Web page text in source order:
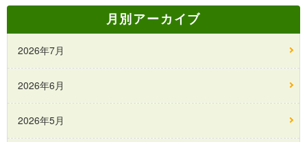
月別アーカイブ
2026年7月
2026年6月
2026年5月